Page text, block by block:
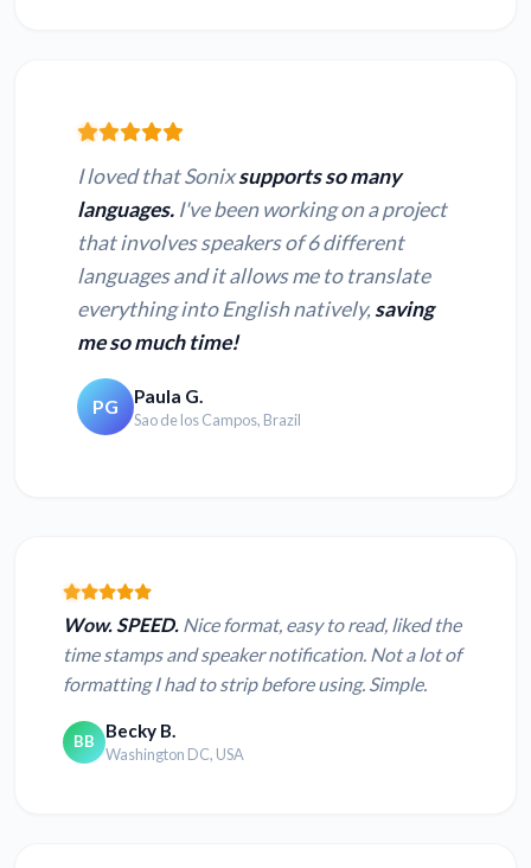
I loved that Sonixsupports so many
languages. I've been working on a project
that involves speakers of 6 different
languages and it allows me to translate
everything into English natively, saving
me so much time!
PG Paula G.
Sao de los Campos, Brazil
Wow. SPEED. Nice format, easy to read, liked the
time stamps and speaker notification. Not a lot of
formatting I had to strip before using. Simple.
BB Becky B.
Washington DC, USA